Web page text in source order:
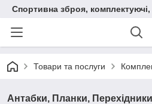
Спортивна зброя,
Товари та послуги
Антабки, Планки,